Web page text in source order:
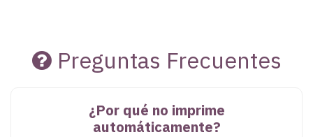
Preguntas Frecuentes
¿Por qué no imprime
automáticamente?